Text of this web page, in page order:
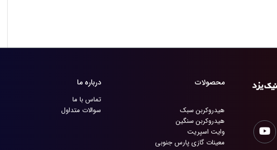
محصولات
هیدروکربن سبک
هیدروکربن سنگین
وایت اسپریت
معینات گازی پارس جنوبی
درباره ما
تماس با ما
سوالات متداول